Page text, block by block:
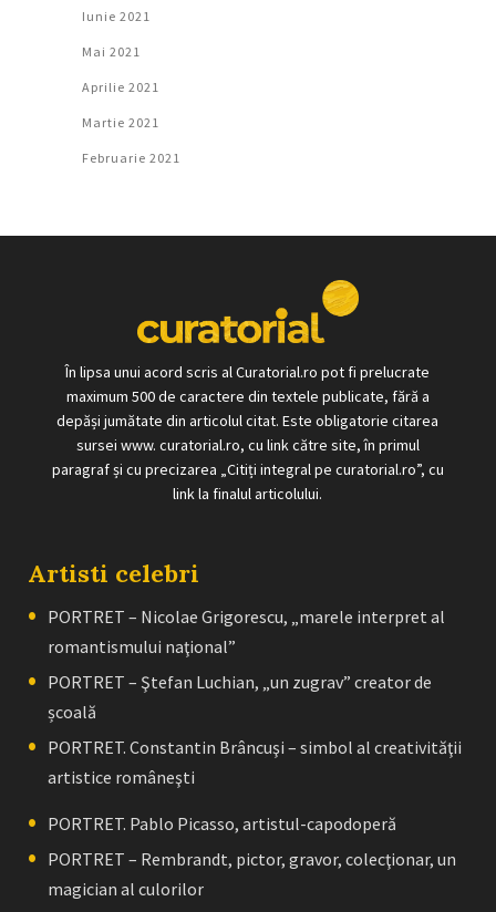
Iunie 2021
Mai 2021
Aprilie 2021
Martie 2021
Februarie 2021
În lipsa unui acord scris al Curatorial.ro pot fi prelucrate
maximum 500 de caractere din textele publicate, fără a
depăși jumătate din articolul citat. Este obligatorie citarea
sursei www. curatorial.ro, cu link către site, în primul
paragraf și cu precizarea „Citiți integral pe curatorial.ro”, cu
link la finalul articolului.
Artisti celebri
PORTRET – Nicolae Grigorescu, „marele interpret al
romantismului naţional”
PORTRET – Ştefan Luchian, „un zugrav” creator de
școală
PORTRET. Constantin Brâncuşi – simbol al creativităţii
artistice româneşti
PORTRET. Pablo Picasso, artistul-capodoperă
PORTRET – Rembrandt, pictor, gravor, colecţionar, un
magician al culorilor